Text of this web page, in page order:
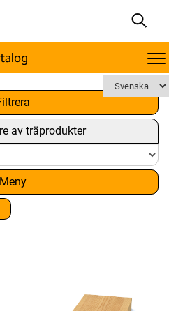
av träprodukter
Meny
x